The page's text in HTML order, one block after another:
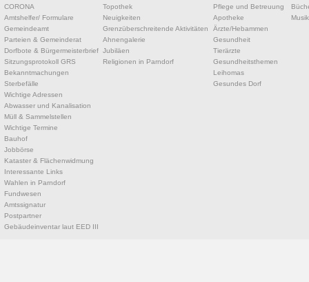
CORONA
Amtshelfer/ Formulare
Gemeindeamt
Parteien & Gemeinderat
Dorfbote & Bürgermeisterbrief
Sitzungsprotokoll GRS
Bekanntmachungen
Sterbefälle
Wichtige Adressen
Abwasser und Kanalisation
Müll & Sammelstellen
Wichtige Termine
Bauhof
Jobbörse
Kataster & Flächenwidmung
Interessante Links
Wahlen in Parndorf
Fundwesen
Amtssignatur
Postpartner
Gebäudeinventar laut EED III
Topothek
Neuigkeiten
Grenzüberschreitende Aktivitäten
Ahnengalerie
Jubiläen
Religionen in Parndorf
Pflege und Betreuung
Apotheke
Ärzte/Hebammen
Gesundheit
Tierärzte
Gesundheitsthemen
Leihomas
Gesundes Dorf